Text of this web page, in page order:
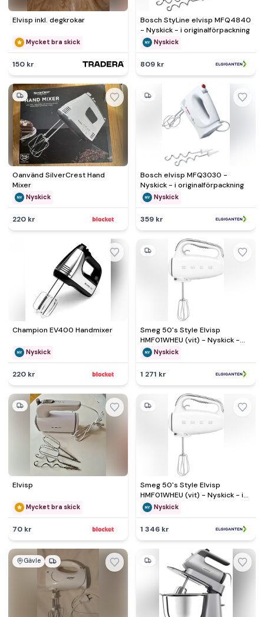
Elvisp inkl. degkrokar
Mycket bra skick
150 kr
Bosch StyLine elvisp MFQ4840
- Nyskick - i originalförpackning
Nyskick
809 kr
Oanvänd SilverCrest Hand
Mixer
Nyskick
220 kr
Bosch elvisp MFQ3030 -
Nyskick - i originalförpackning
Nyskick
359 kr
Champion EV400 Handmixer
Nyskick
220 kr
Smeg 50's Style Elvisp
HMF01WHEU (vit) - Nyskick -
originalförpackning saknas
Nyskick
1 271 kr
Elvisp
Mycket bra skick
70 kr
Smeg 50's Style Elvisp
HMF01WHEU (vit) - Nyskick - i
originalförpackning
Nyskick
1 346 kr
Gävle